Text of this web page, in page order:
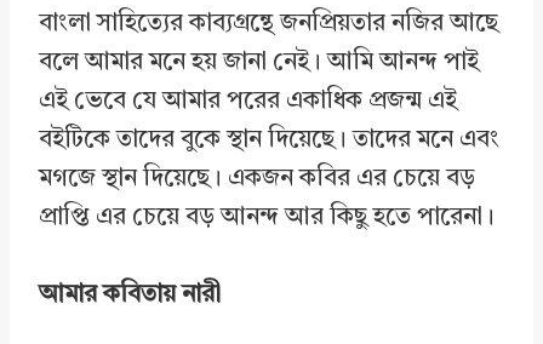
বাংলা সাহিত্যের কাব্যগ্রন্থে জনপ্রিয়তার নজির আছে
বলে আমার মনে হয় জানা নেই। আমি আনন্দ পাই
এই ভেবে যে আমার পরের একাধিক প্রজন্ম এই
বইটিকে তাদের বুকে স্থান দিয়েছে। তাদের মনে এবং
মগজে স্থান দিয়েছে। একজন কবির এর চেয়ে বড়
প্রাপ্তি এর চেয়ে বড় আনন্দ আর কিছু হতে পারেনা।
আমার কবিতায় নারী